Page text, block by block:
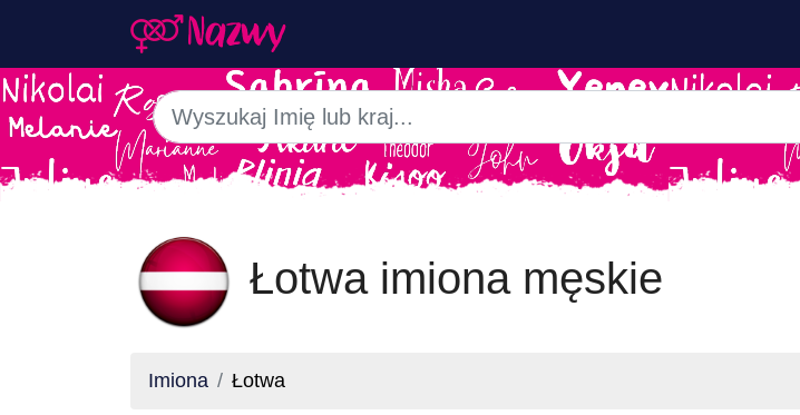
Łotwa imiona męskie
Imiona Łotwa